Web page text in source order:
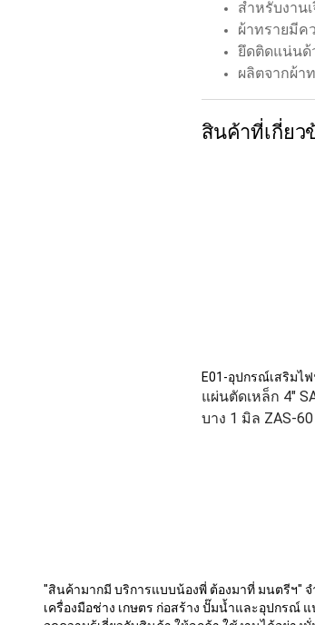
สำหรับงาน
ผ้าทรายมีค
ยึดติดแน่นด้
ผลิตจากผ้า
สินค้าที่เกี่ยว
E01-อุปกรณ์เสริมไ
แผ่นตัดเหล็ก 4"
บาง 1 มิล ZAS-60
"สินค้ามากมี บริการแบบน้องพี่ ต้องมาที่ มนตรีฯ"
เครื่องมือช่าง เกษตร ก่อสร้าง ปั๊มน้ำและอุปกรณ์